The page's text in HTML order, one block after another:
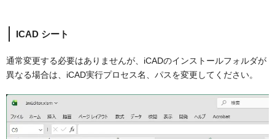
ICAD シート
通常変更する必要はありませんが、iCADのインストールフォルダが
異なる場合は、iCAD実行プロセス名、パスを変更してください。